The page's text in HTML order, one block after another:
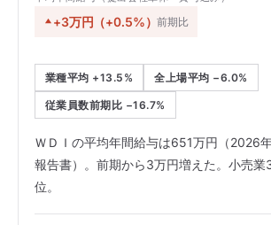
+3万円（+0.5%）前期比
業種平均 +13.5% 全上場平均 −6.0%
従業員数前期比 −16.7%
ＷＤＩの平均年間給与は651万円（2026
報告書）。前期から3万円増えた。小売業
位。